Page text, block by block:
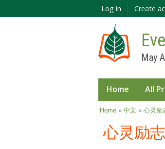
Log in Create
May
Home All
You are
Home» 中文 » 心灵励
心灵励